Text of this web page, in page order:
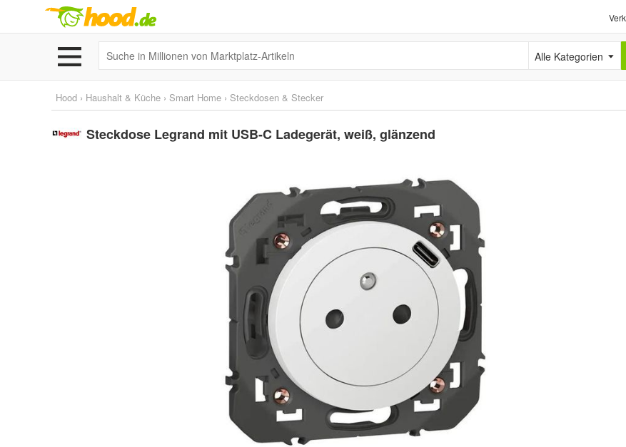
Alle Kategorien
Hood › Haushalt & Küche › Smart Home › Steckdosen & Stecker
Steckdose Legrand mit USB-C Ladegerät, weiß, glänzend